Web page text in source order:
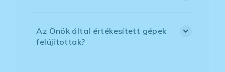
Az Önök által értékesített gépek
felújítottak?